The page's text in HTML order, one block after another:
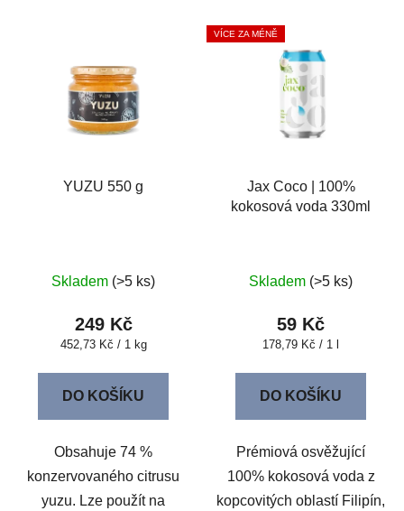
YUZU 550 g
Skladem (>5 ks)
249 Kč
Měrná
452,73 Kč / 1 kg
DO KOŠÍKU
Obsahuje 74 %
konzervovaného citrusu
yuzu. Lze použít na
VÍCE ZA MÉNĚ
Jax Coco | 100%
kokosová voda 330ml
Skladem (>5 ks)
59 Kč
Měrná
178,79 Kč / 1 l
DO KOŠÍKU
Prémiová osvěžující
100% kokosová voda z
kopcovitých oblastí Filipín,